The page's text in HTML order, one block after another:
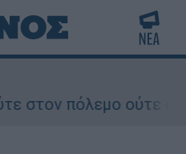
πόλεμο ούτε στις